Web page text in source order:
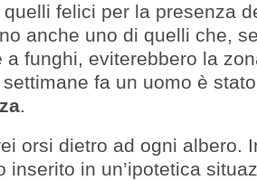
felici per la presenza
anche uno di quelli che,
a funghi, eviterebbero la
fa un uomo è
.
orsi dietro ad ogni albero.
inserito in un’ipotetica